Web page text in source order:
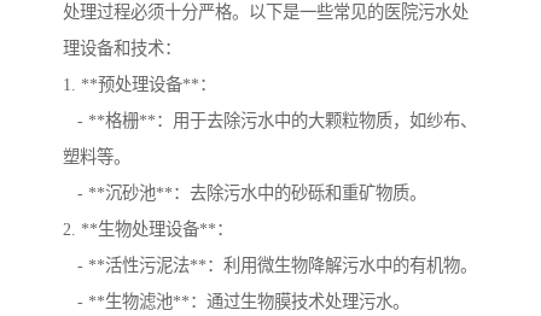
处理过程必须十分严格。以下是一些常见的医院污水处
理设备和技术：
1. **预处理设备**：
- **格栅**：用于去除污水中的大颗粒物质，如纱布、
塑料等。
- **沉砂池**：去除污水中的砂砾和重矿物质。
2. **生物处理设备**：
- **活性污泥法**：利用微生物降解污水中的有机物。
- **生物滤池**：通过生物膜技术处理污水。